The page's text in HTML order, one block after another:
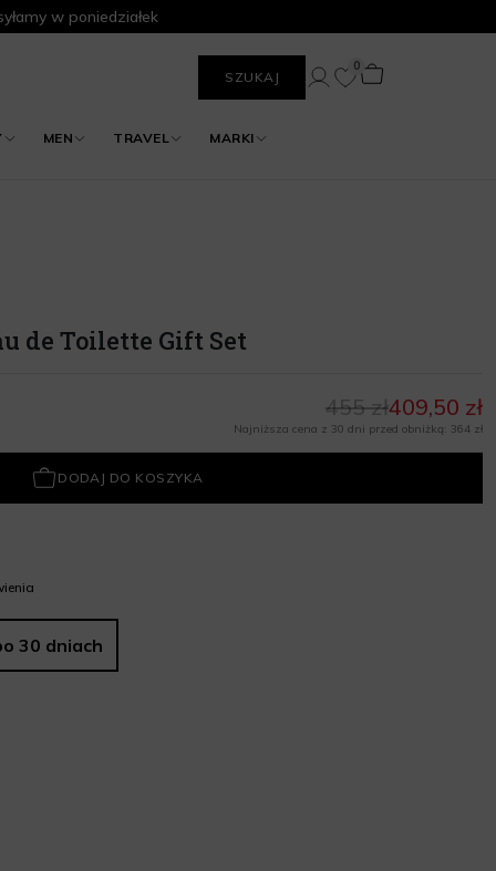
w poniedziałek
SZUKAJ
MEN TRAVEL MARKI
0
de Toilette Gift Set
409,50 zł
455 zł
Najniższa cena z 30 dni przed obniżką: 364 zł
DODAJ DO KOSZYKA
30 dniach